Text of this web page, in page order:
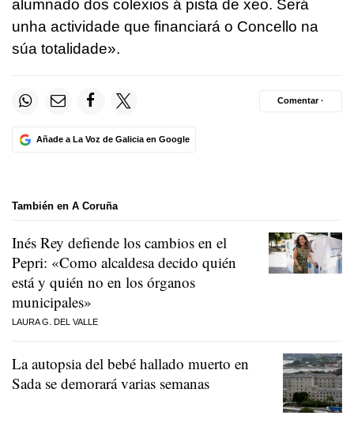
alumnado dos colexios á pista de xeo. Será
unha actividade que financiará o Concello na
súa totalidade».
Añade a La Voz de Galicia en Google
Comentar ·
También en A Coruña
Inés Rey defiende los cambios en el
Pepri: «Como alcaldesa decido quién
está y quién no en los órganos
municipales»
LAURA G. DEL VALLE
La autopsia del bebé hallado muerto en
Sada se demorará varias semanas